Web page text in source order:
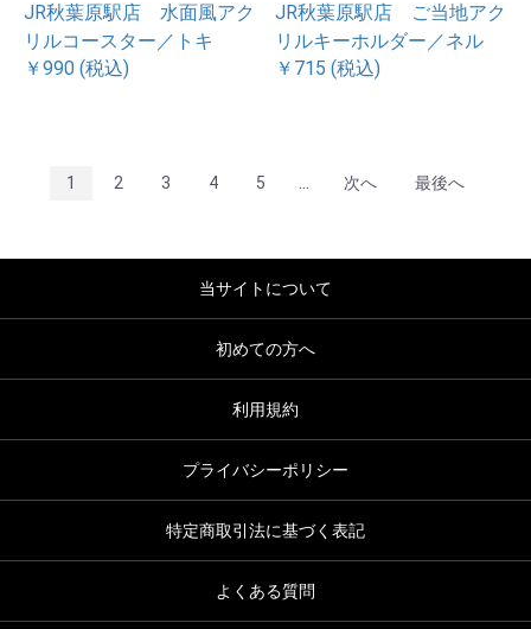
JR秋葉原駅店 水面風アク
リルコースター／トキ
￥990 (税込)
JR秋葉原駅店 ご当地アク
リルキーホルダー／ネル
￥715 (税込)
1 2 3 4 5 ... 次へ 最後へ
当サイトについて
初めての方へ
利用規約
プライバシーポリシー
特定商取引法に基づく表記
よくある質問